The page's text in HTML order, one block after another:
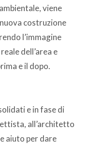
viene
costruzione
l’immagine
dell’area e
e il dopo.
e in fase di
all’architetto
aiuto per dare